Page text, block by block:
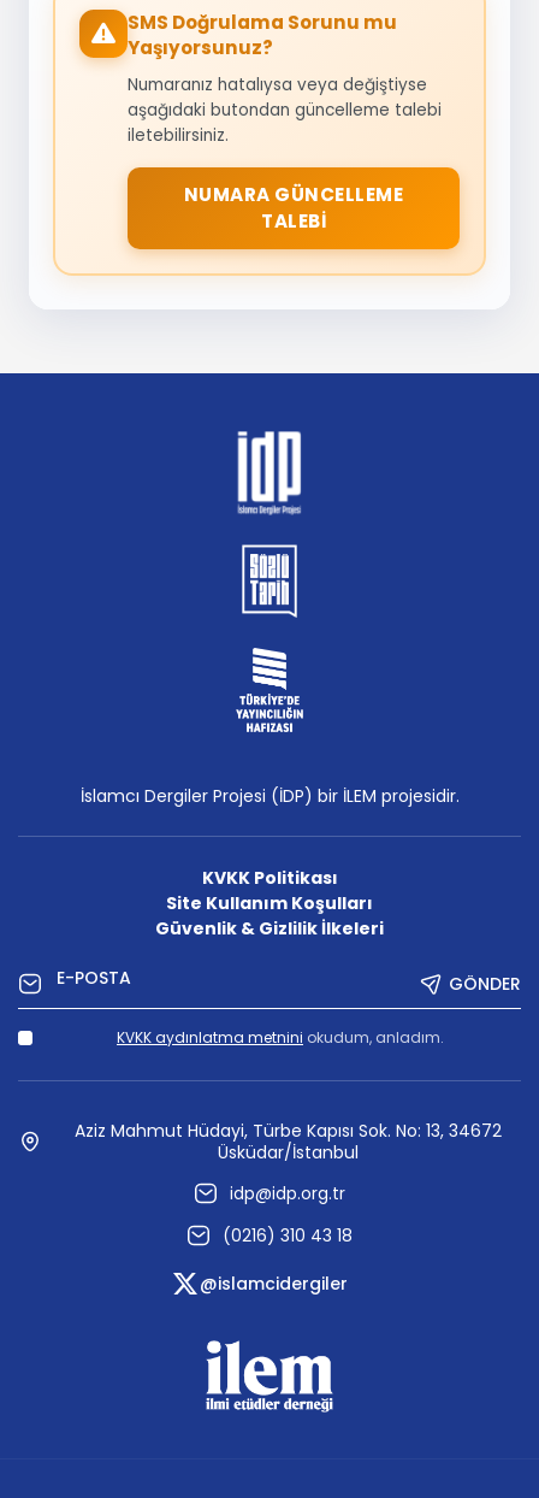
SMS Doğrulama Sorunu mu
Yaşıyorsunuz?
Numaranız hatalıysa veya değiştiyse
aşağıdaki butondan güncelleme talebi
iletebilirsiniz.
NUMARA GÜNCELLEME
TALEBI
İslamcı Dergiler Projesi (İDP) bir İLEM projesidir.
KVKK Politikası
Site Kullanım Koşulları
Güvenlik & Gizlilik İlkeleri
GÖNDER
KVKK aydınlatma metnini okudum, anladım.
Aziz Mahmut Hüdayi, Türbe Kapısı Sok. No: 13, 34672
Üsküdar/İstanbul
idp@idp.org.tr
(0216) 310 43 18
@islamcidergiler